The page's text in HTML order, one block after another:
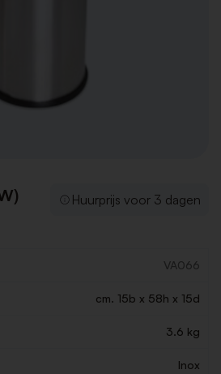
Huurprijs voor 3 dagen
VA066
cm. 15b x 58h x 15d
3.6 kg
Inox